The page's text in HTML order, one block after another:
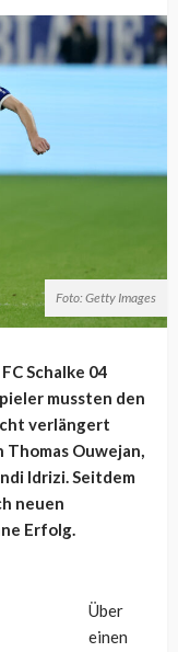
Foto: Getty Images
Schalke 04
mussten den
verlängert
Ouwejan,
Idrizi. Seitdem
neuen
Erfolg.
Über
einen